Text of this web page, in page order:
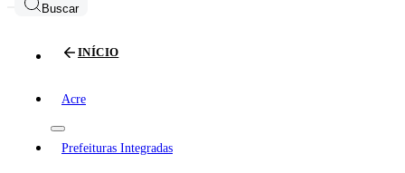
Buscar
INÍCIO
Acre
Prefeituras Integradas